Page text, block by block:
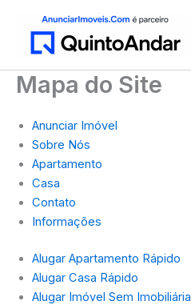
conteúdo
Mapa do Site
Anunciar Imóvel
Sobre Nós
Apartamento
Casa
Contato
Informações
Alugar Apartamento Rápido
Alugar Casa Rápido
Alugar Imóvel Sem Imobiliária